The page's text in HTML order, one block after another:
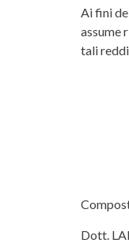
Ai fini
assume
tali
Dott.